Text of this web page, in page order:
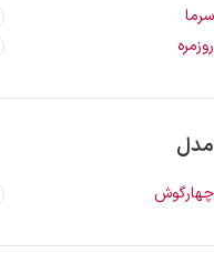
سرما
روزمره
مدل
چهارگوش